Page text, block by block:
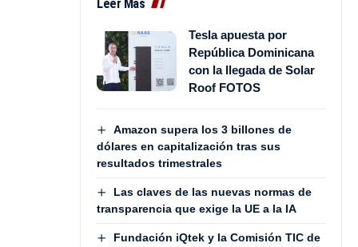
Leer Más
Tesla apuesta por
República Dominicana
con la llegada de Solar
Roof FOTOS
Amazon supera los 3 billones de
dólares en capitalización tras sus
resultados trimestrales
Las claves de las nuevas normas de
transparencia que exige la UE a la IA
Fundación iQtek y la Comisión TIC de